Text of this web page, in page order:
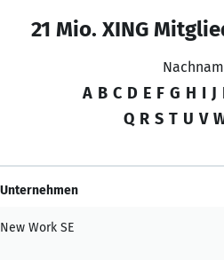
21 Mio. XING
A B C D E F G H I J
Q R S T U V
Unternehmen
New Work SE